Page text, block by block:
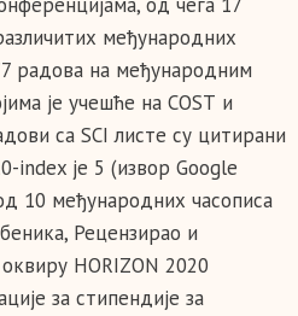
међународних
радова на међународним
је учешће на COSТ и
са SCI листе су цитирани
index је 5 (извор Google
10 међународних часописа
Рецензирао и
HORIZON 2020
за стипендије за